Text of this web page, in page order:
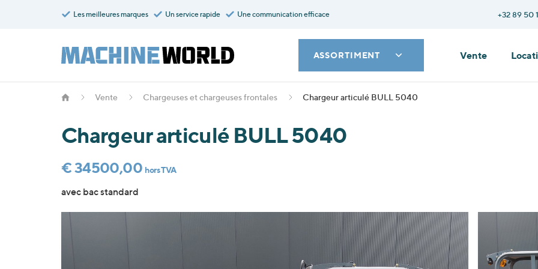
Les meilleures marques Un service rapide Une communication efficace +32 89 50
ASSORTIMENT Vente
Vente Chargeuses et chargeuses frontales Chargeur articulé BULL 5040
Chargeur articulé BULL 5040
€ 34500,00 hors TVA
avec bac standard